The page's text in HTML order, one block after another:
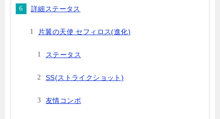
詳細ステータス
片翼の天使 セフィロス(進化)
ステータス
SS(ストライクショット)
友情コンボ